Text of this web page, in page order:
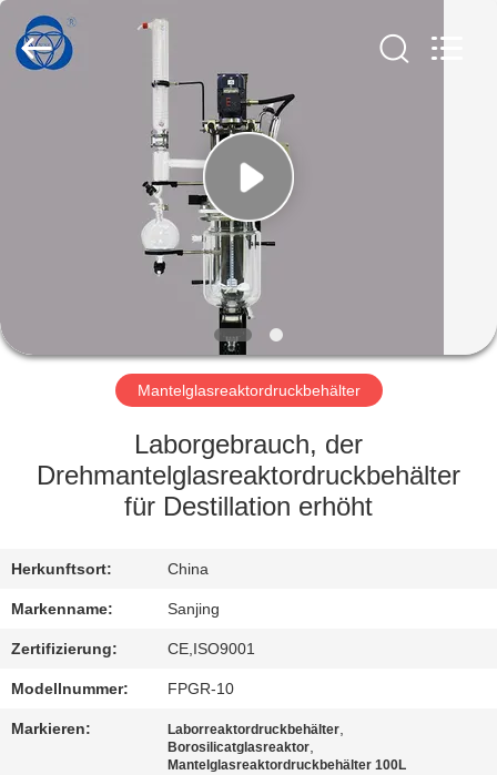
PRODUKTE
FABRIK-
AUSFLUG
QUALITÄTSKONTROLLE
SIE
MIT
UNS
IN
VERBINDUNG
Sanjing
Chemglass
Co.,Ltd.
Rights
Mantelglasreaktordruckbehälter
Laborgebrauch, der
Drehmantelglasreaktordruckbehälter
für Destillation erhöht
Herkunftsort: China
Markenname: Sanjing
Zertifizierung: CE,ISO9001
Modellnummer: FPGR-10
Markieren: Laborreaktordruckbehälter,
Borosilicatglasreaktor,
Mantelglasreaktordruckbehälter 100L